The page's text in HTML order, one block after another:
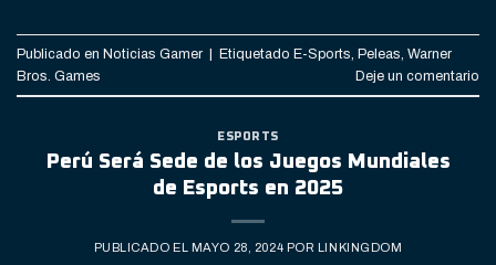
Publicado en Noticias Gamer | Etiquetado E-Sports Peleas Warner
Bros. Games
Deje un comentario
ESPORTS
Perú Será Sede de los Juegos Mundiales
de Esports en 2025
PUBLICADO EL MAYO 28, 2024 POR LINKINGDOM